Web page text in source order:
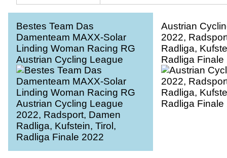
Bestes Team Das
Damenteam MAXX-Solar
Linding Woman Racing RG
Austrian Cycling League
2022, Radsport, Damen
Radliga, Kufstein, Tirol,
Radliga Finale 2022
Austrian
2022,
Radliga,
Radliga Finale